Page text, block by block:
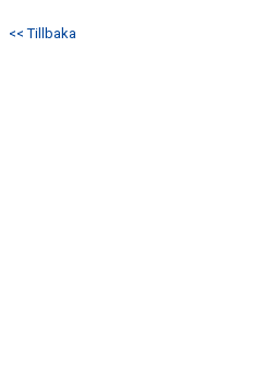
<< Tillbaka